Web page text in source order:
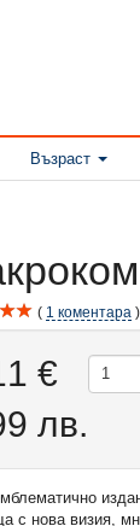
Възраст
1 коментара
€
лв.
с нова визия,